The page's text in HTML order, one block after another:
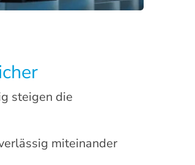
steigen die
miteinander